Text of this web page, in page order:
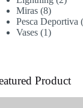
Miras 88
Pesca Deportiva
Vases 11
Product